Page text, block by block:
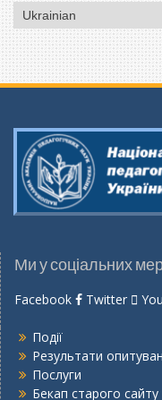
Вибрати
мову
Ми у соціальних
Facebook Twitter
Події
Результати
Послуги
Бекап старого